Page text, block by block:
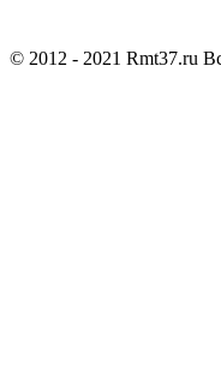
© 2012 - 2021 Rmt37.ru